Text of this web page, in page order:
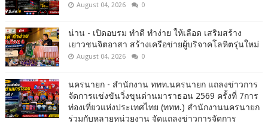
August 04, 2026 0
น่าน - เปิดอบรม ทำดี ทำง่าย ให้เลือด เสริมสร้าง
เยาวชนจิตอาสา สร้างเครือข่ายผู้บริจาคโลหิตรุ่นใหม่
August 04, 2026 0
นครนายก - สำนักงาน ททท.นครนายก แถลงข่าวการ
จัดการแข่งขันวิ่งขุนด่านมาราธอน 2569 ครั้งที่ 7การ
ท่องเที่ยวแห่งประเทศไทย (ททท.) สำนักงานนครนายก
ร่วมกับหลายหน่วยงาน จัดแถลงข่าวการจัดการ